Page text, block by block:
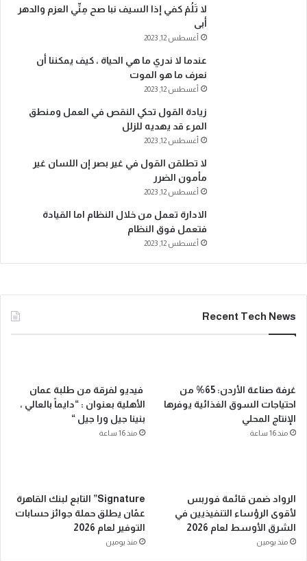
لا تَلُمْ كفي إذا السيف نبا صح مِنِّي العزم والدهر
أبى
أغسطس 12, 2023
عندما لا ندري ما هي الحياة ، كيف يمكننا أن
نعرف ما هو الموت
أغسطس 12, 2023
زيادة القول تحكي النقص في العمل ومنطق
المرء قد يهديه للزلل
أغسطس 12, 2023
لا تطلقن القول في غير بصر إن اللسان غير
مأمون الضرر
أغسطس 12, 2023
الادارة تعمل من خلال النظام اما القيادة
فتعمل فوق النظام
أغسطس 12, 2023
Recent Tech News
غرفة صناعة الأردن: 65% من
احتياجات السوق الغذائية يوفرها
الإنتاج المحلي
منذ 16 ساعة
فيديو لفرقة من طلبة عمان
الأهلية بعنوان : “دايماً بالعالي ،
بنينا جيل ورا جيل “
منذ 16 ساعة
الرواد ضمن قائمة فوربس
لأقوى الرؤساء التنفيذيين في
الشرق الأوسط لعام 2026
منذ يومين
Signature” التابع لبنك القاهرة
عمّان يطلق حملة جوائز حسابات
التوفير لعام 2026
منذ يومين